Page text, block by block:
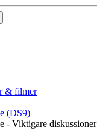
& filmer
(DS9)
- Viktigare diskussioner